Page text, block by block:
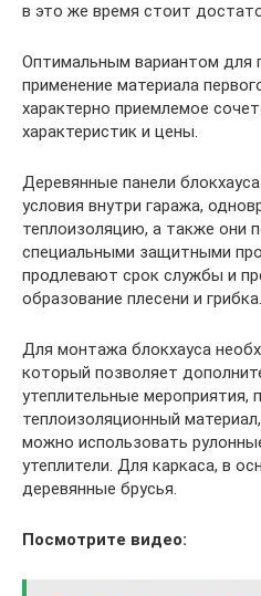
в это же время стоит
Оптимальным вариантом для
применение материала
характерно приемлемое
характеристик и цены.
Деревянные панели
условия внутри гаража,
теплоизоляцию, а также они
специальными защитными
продлевают срок службы и
образование плесени и грибка.
Для монтажа блокхауса
который позволяет
утеплительные мероприятия,
теплоизоляционный
можно использовать
утеплители. Для каркаса, в
деревянные брусья.
Посмотрите видео: